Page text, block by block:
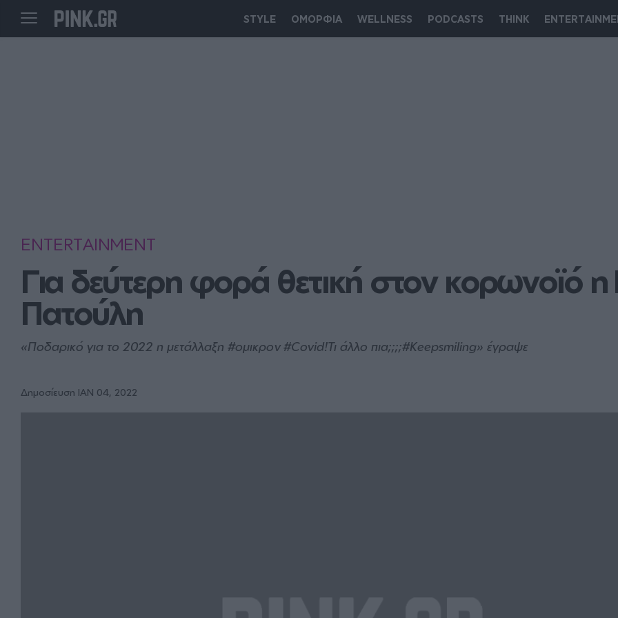
STYLE ΟΜΟΡΦΙΑ WELLNESS PODCASTS THINK
ENTERTAINMENT
Για δεύτερη φορά θετική στον κορωνοϊό
Πατούλη
«Ποδαρικό για το 2022 η μετάλλαξη #ομικρον #Covid!Τι άλλο πια;;;;#Keepsmiling» έγραψε
Δημοσίευση ΙΑΝ 04, 2022